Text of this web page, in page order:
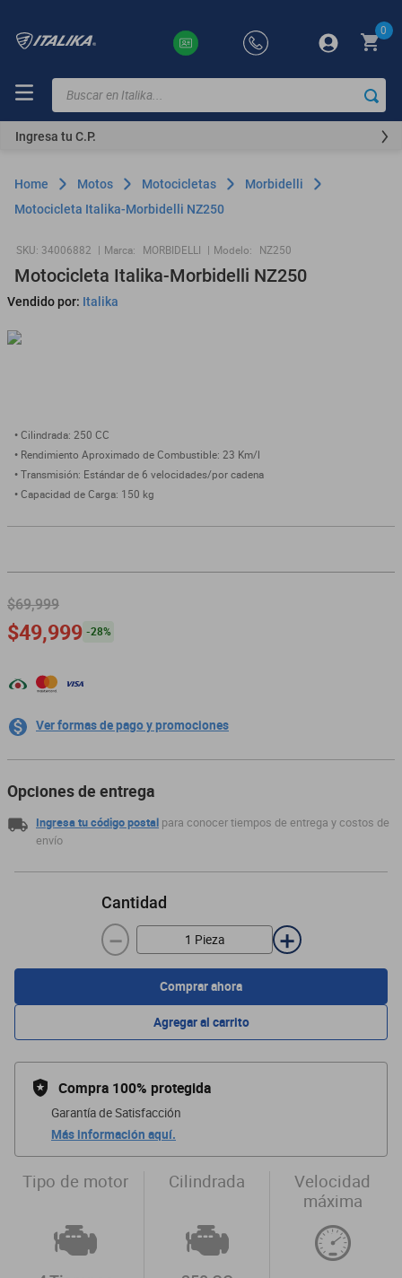
0
Buscar en Italika...
Ingresa tu C.P.
Motos Motocicletas
Morbidelli
Motocicleta Italika-Morbidelli NZ250
: 34006882 Marca: MORBIDELLI Modelo: NZ250
Motocicleta Italika-Morbidelli NZ250
Vendido por: Italika
Cilindrada: 250 CC
Rendimiento Aproximado de Combustible: 23 Km/l
Transmisión: Estándar de 6 velocidades/por cadena
Capacidad de Carga: 150 kg
$69,999
$49,999 -28%
Ver formas de pago y promociones
Opciones de entrega
Ingresa tu código postal para conocer tiempos de entrega y costos de
envío
Cantidad
＋
－
Comprar ahora
Agregar al carrito
Compra 100% protegida
Garantía de Satisfacción
Más información aquí.
Tipo de motor Cilindrada
Velocidad
máxima
TÉRMINOS
MÁS
motocicletas
250z
dm
cuatrimotos